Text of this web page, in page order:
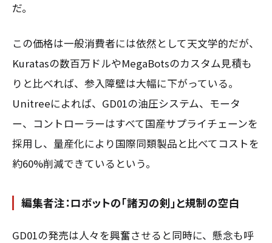
だ。
この価格は一般消費者には依然として天文学的だが、
Kuratasの数百万ドルやMegaBotsのカスタム見積も
りと比べれば、参入障壁は大幅に下がっている。
Unitreeによれば、GD01の油圧システム、モータ
ー、コントローラーはすべて国産サプライチェーンを
採用し、量産化により国際同類製品と比べてコストを
約60%削減できているという。
編集者注：ロボットの「諸刃の剣」と規制の空白
GD01の発売は人々を興奮させると同時に、懸念も呼